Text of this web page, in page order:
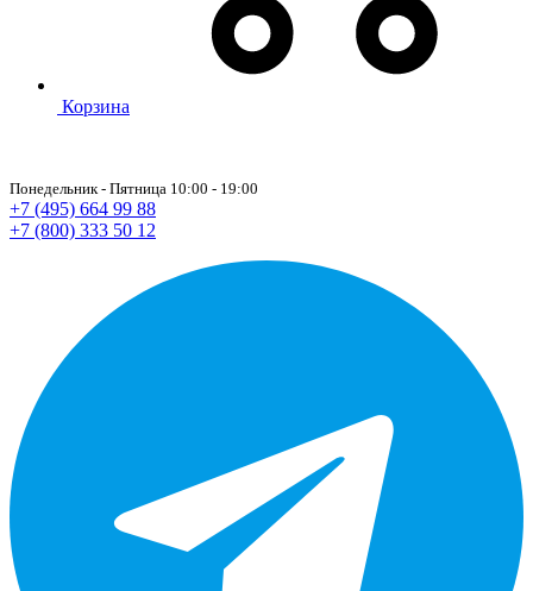
Корзина
Понедельник - Пятница 10:00 - 19:00
+7 (495) 664 99 88
+7 (800) 333 50 12